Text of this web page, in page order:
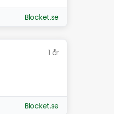
Blocket.se
1 år
Blocket.se